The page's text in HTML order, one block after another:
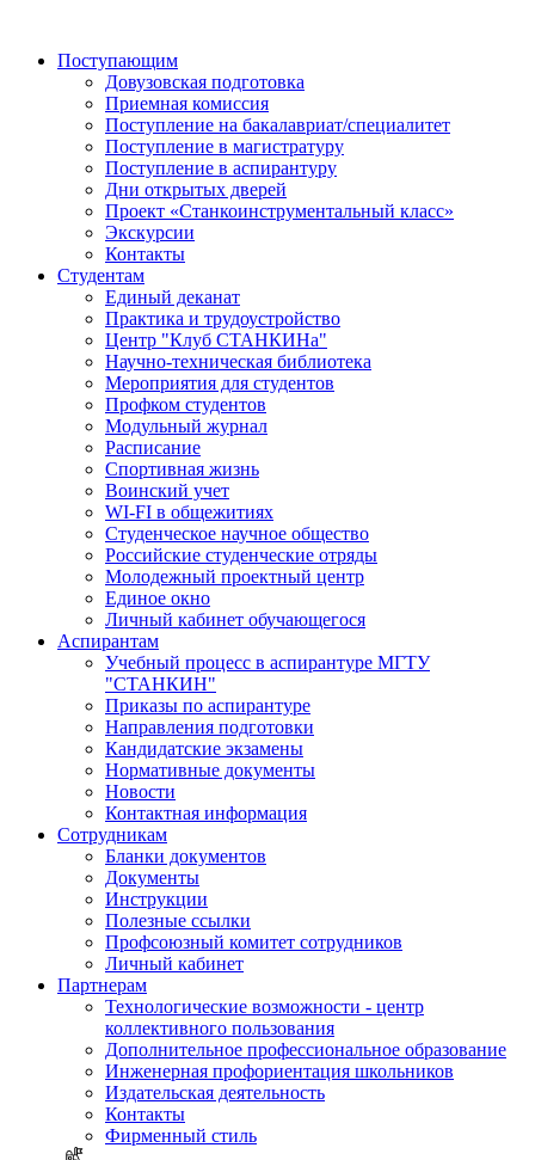
Поступающим
Довузовская подготовка
Приемная комиссия
Поступление на бакалавриат/специалитет
Поступление в магистратуру
Поступление в аспирантуру
Дни открытых дверей
Проект «Станкоинструментальный класс»
Экскурсии
Контакты
Студентам
Единый деканат
Практика и трудоустройство
Центр "Клуб СТАНКИНа"
Научно-техническая библиотека
Мероприятия для студентов
Профком студентов
Модульный журнал
Расписание
Спортивная жизнь
Воинский учет
WI-FI в общежитиях
Студенческое научное общество
Российские студенческие отряды
Молодежный проектный центр
Единое окно
Личный кабинет обучающегося
Аспирантам
Учебный процесс в аспирантуре МГТУ
"СТАНКИН"
Приказы по аспирантуре
Направления подготовки
Кандидатские экзамены
Нормативные документы
Новости
Контактная информация
Сотрудникам
Бланки документов
Документы
Инструкции
Полезные ссылки
Профсоюзный комитет сотрудников
Личный кабинет
Партнерам
Технологические возможности - центр
коллективного пользования
Дополнительное профессиональное образование
Инженерная профориентация школьников
Издательская деятельность
Контакты
Фирменный стиль